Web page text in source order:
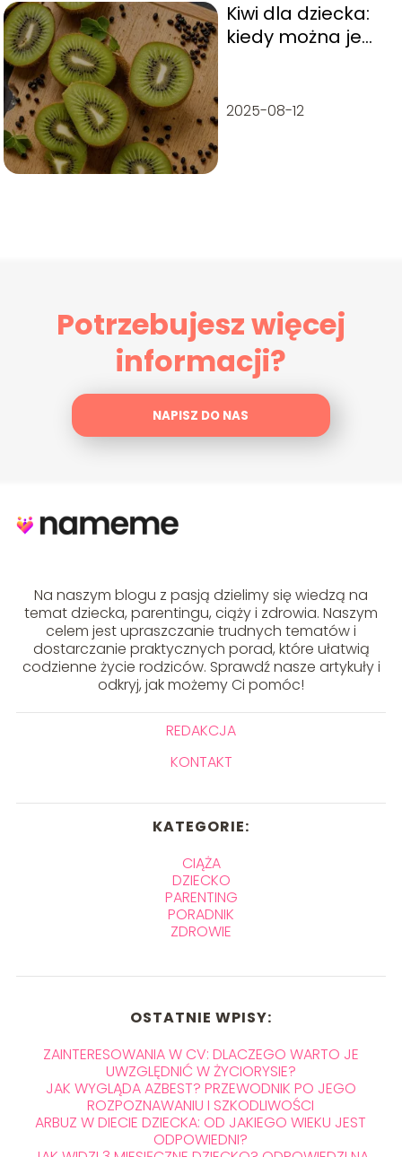
Kiwi dla dziecka:
kiedy można je
2025-08-12
Potrzebujesz więcej
informacji?
NAPISZ DO NAS
Na naszym blogu z pasją dzielimy się wiedzą na
temat dziecka, parentingu, ciąży i zdrowia. Naszym
celem jest upraszczanie trudnych tematów i
dostarczanie praktycznych porad, które ułatwią
codzienne życie rodziców. Sprawdź nasze artykuły i
odkryj, jak możemy Ci pomóc!
REDAKCJA
KONTAKT
KATEGORIE:
CIĄŻA
DZIECKO
PARENTING
PORADNIK
ZDROWIE
OSTATNIE WPISY:
ZAINTERESOWANIA W CV: DLACZEGO WARTO JE
UWZGLĘDNIĆ W ŻYCIORYSIE?
JAK WYGLĄDA AZBEST? PRZEWODNIK PO JEGO
ROZPOZNAWANIU I SZKODLIWOŚCI
ARBUZ W DIECIE DZIECKA: OD JAKIEGO WIEKU JEST
ODPOWIEDNI?